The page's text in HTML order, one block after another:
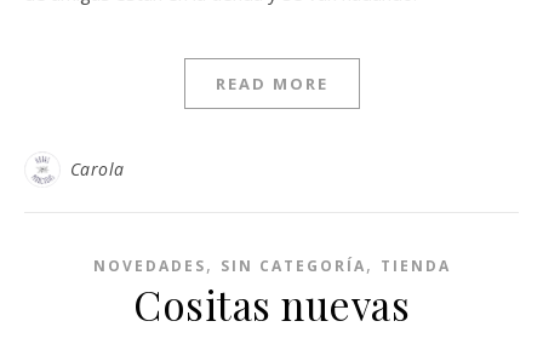
READ MORE
Carola
NOVEDADES, SIN CATEGORÍA, TIENDA
Cositas nuevas